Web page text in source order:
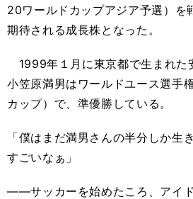
20ワールドカップアジア予選）を
期待される成長株となった。
1999年１月に東京都で生まれた
小笠原満男はワールドユース選手
カップ）で、準優勝している。
「僕はまだ満男さんの半分しか生
すごいなぁ」
――サッカーを始めたころ、アイ